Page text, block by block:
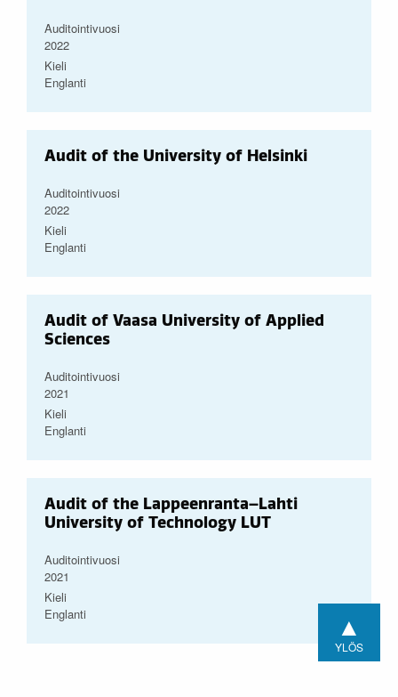
Auditointivuosi
2022
Kieli
Englanti
Audit of the University of Helsinki
Auditointivuosi
2022
Kieli
Englanti
Audit of Vaasa University of Applied
Sciences
Auditointivuosi
2021
Kieli
Englanti
Audit of the Lappeenranta–Lahti
University of Technology LUT
Auditointivuosi
2021
Kieli
Englanti
▲
YLÖS